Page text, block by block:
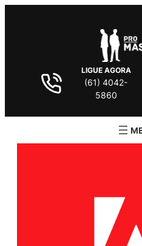
LIGUE AGORA
(61) 4042-
5860